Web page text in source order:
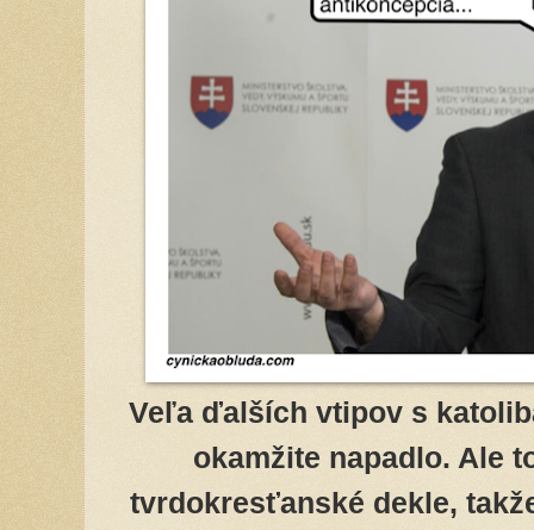
Veľa ďalších vtipov s
okamžite napadlo. Ale
tvrdokresťanské dekle,